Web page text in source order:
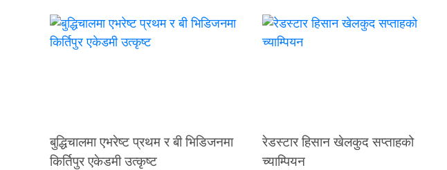
बुद्धिचालमा एभरेष्ट प्रथम र बी भिडिजनमा
किर्तिपुर एकेडमी उत्कृष्ट
रेडस्टार हिसान खेलकुद सप्ताहको
च्याम्पियन